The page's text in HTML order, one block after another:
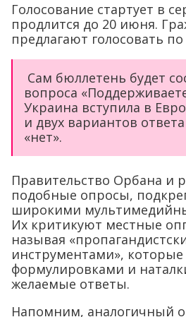
Голосование стартует в
продлится до 20 июня.
предлагают голосовать
Сам бюллетень будет
вопроса
Украина вступила в
и двух вариантов
«нет».
Правительство Орбана и
подобные опросы,
широкими
Их критикуют местные
называя
инструментами»,
формулировками и
желаемые ответы.
Напомним, аналогичный